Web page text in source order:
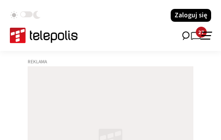
Zaloguj się
27